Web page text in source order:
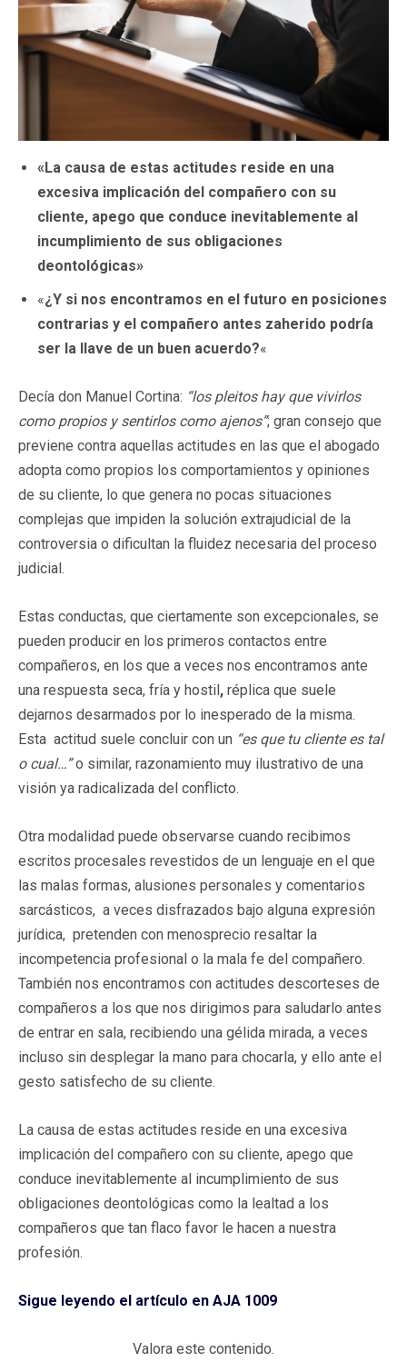
«La causa de estas actitudes reside en una
excesiva implicación del compañero con su
cliente, apego que conduce inevitablemente al
incumplimiento de sus obligaciones
deontológicas»
«¿Y si nos encontramos en el futuro en posiciones
contrarias y el compañero antes zaherido podría
ser la llave de un buen acuerdo?«
Decía don Manuel Cortina: “los pleitos hay que vivirlos
como propios y sentirlos como ajenos”; gran consejo que
previene contra aquellas actitudes en las que el abogado
adopta como propios los comportamientos y opiniones
de su cliente, lo que genera no pocas situaciones
complejas que impiden la solución extrajudicial de la
controversia o dificultan la fluidez necesaria del proceso
judicial.
Estas conductas, que ciertamente son excepcionales, se
pueden producir en los primeros contactos entre
compañeros, en los que a veces nos encontramos ante
una respuesta seca, fría y hostil , réplica que suele
dejarnos desarmados por lo inesperado de la misma.
Esta actitud suele concluir con un “es que tu cliente es tal
o cual…”o similar, razonamiento muy ilustrativo de una
visión ya radicalizada del conflicto.
Otra modalidad puede observarse cuando recibimos
escritos procesales revestidos de un lenguaje en el que
las malas formas, alusiones personales y comentarios
sarcásticos, a veces disfrazados bajo alguna expresión
jurídica, pretenden con menosprecio resaltar la
incompetencia profesional o la mala fe del compañero.
También nos encontramos con actitudes descorteses de
compañeros a los que nos dirigimos para saludarlo antes
de entrar en sala, recibiendo una gélida mirada, a veces
incluso sin desplegar la mano para chocarla, y ello ante el
gesto satisfecho de su cliente.
La causa de estas actitudes reside en una excesiva
implicación del compañero con su cliente, apego que
conduce inevitablemente al incumplimiento de sus
obligaciones deontológicas como la lealtad a los
compañeros que tan flaco favor le hacen a nuestra
profesión.
Sigue leyendo el artículo en AJA 1009
Valora este contenido.